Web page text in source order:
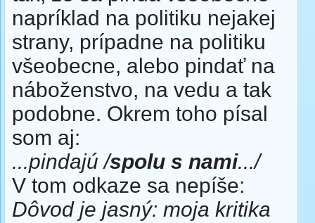
napríklad na politiku nejakej
strany, prípadne na politiku
všeobecne, alebo pindať na
náboženstvo, na vedu a tak
podobne. Okrem toho písal
som aj:
...pindajú /spolu s nami.../
V tom odkaze sa nepíše:
Dôvod je jasný: moja kritika